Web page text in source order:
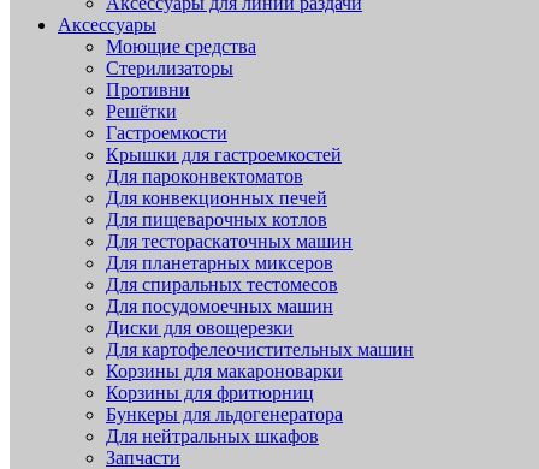
Аксессуары
Моющие средства
Стерилизаторы
Противни
Решётки
Гастроемкости
Крышки для гастроемкостей
Для пароконвектоматов
Для конвекционных печей
Для пищеварочных котлов
Для тестораскаточных машин
Для планетарных миксеров
Для спиральных тестомесов
Для посудомоечных машин
Диски для овощерезки
Для картофелеочистительных машин
Корзины для макароноварки
Корзины для фритюрниц
Бункеры для льдогенератора
Для нейтральных шкафов
Запчасти